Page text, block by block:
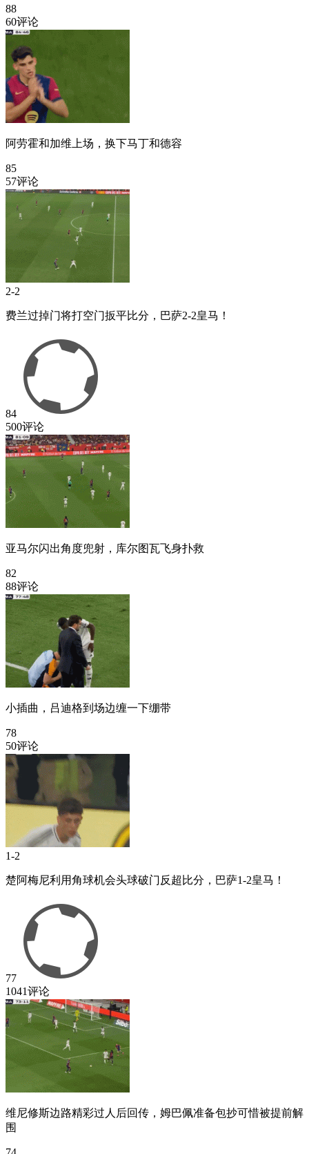
88
60评论
阿劳霍和加维上场，换下马丁和德容
85
57评论
2-2
费兰过掉门将打空门扳平比分，巴萨2-2皇马！
84
500评论
亚马尔闪出角度兜射，库尔图瓦飞身扑救
82
88评论
小插曲，吕迪格到场边缠一下绷带
78
50评论
1-2
楚阿梅尼利用角球机会头球破门反超比分，巴萨1-2皇马！
77
1041评论
维尼修斯边路精彩过人后回传，姆巴佩准备包抄可惜被提前解
围